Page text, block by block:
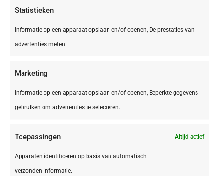
Statistieken
Informatie op een apparaat opslaan en/of openen, De prestaties van
advertenties meten.
Marketing
Informatie op een apparaat opslaan en/of openen, Beperkte gegevens
gebruiken om advertenties te selecteren.
Toepassingen Altijd actief
Apparaten identificeren op basis van automatisch
verzonden informatie.
Bliesgau Gersheim Camping Walsheim